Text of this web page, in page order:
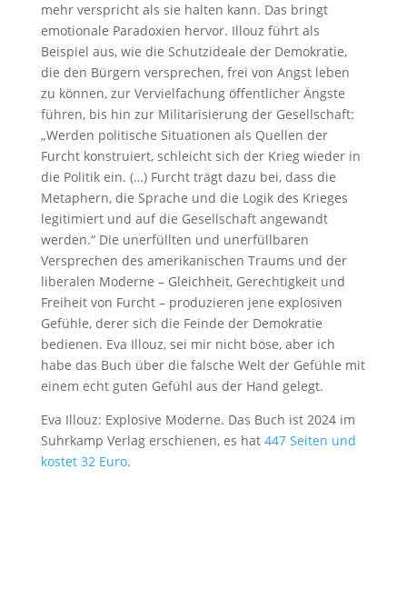
mehr verspricht als sie halten kann. Das bringt
emotionale Paradoxien hervor. Illouz führt als
Beispiel aus, wie die Schutzideale der Demokratie,
die den Bürgern versprechen, frei von Angst leben
zu können, zur Vervielfachung öffentlicher Ängste
führen, bis hin zur Militarisierung der Gesellschaft:
„Werden politische Situationen als Quellen der
Furcht konstruiert, schleicht sich der Krieg wieder in
die Politik ein. (…) Furcht trägt dazu bei, dass die
Metaphern, die Sprache und die Logik des Krieges
legitimiert und auf die Gesellschaft angewandt
werden.“ Die unerfüllten und unerfüllbaren
Versprechen des amerikanischen Traums und der
liberalen Moderne – Gleichheit, Gerechtigkeit und
Freiheit von Furcht – produzieren jene explosiven
Gefühle, derer sich die Feinde der Demokratie
bedienen. Eva Illouz, sei mir nicht böse, aber ich
habe das Buch über die falsche Welt der Gefühle mit
einem echt guten Gefühl aus der Hand gelegt.
Eva Illouz: Explosive Moderne. Das Buch ist 2024 im
Suhrkamp Verlag erschienen, es hat 447 Seiten und
kostet 32 Euro.